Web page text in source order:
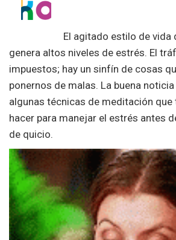
El agitado estilo de vida
genera altos niveles de estrés. El
impuestos; hay un sinfín de cosas
ponernos de malas. La buena
algunas técnicas de meditación
hacer para manejar el estrés antes
de quicio.